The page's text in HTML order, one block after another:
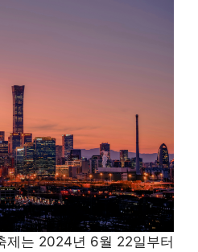
제는 2024년 6월 22일부터